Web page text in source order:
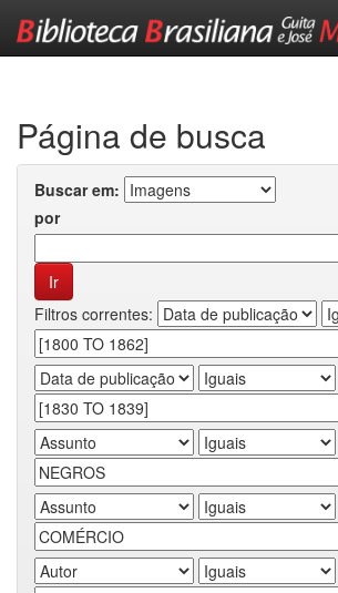
Página de busca
Buscar em:
por
Filtros correntes: